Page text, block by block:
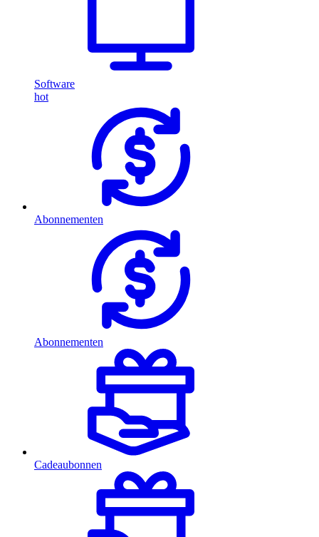
Software
hot
Abonnementen
Abonnementen
Cadeaubonnen